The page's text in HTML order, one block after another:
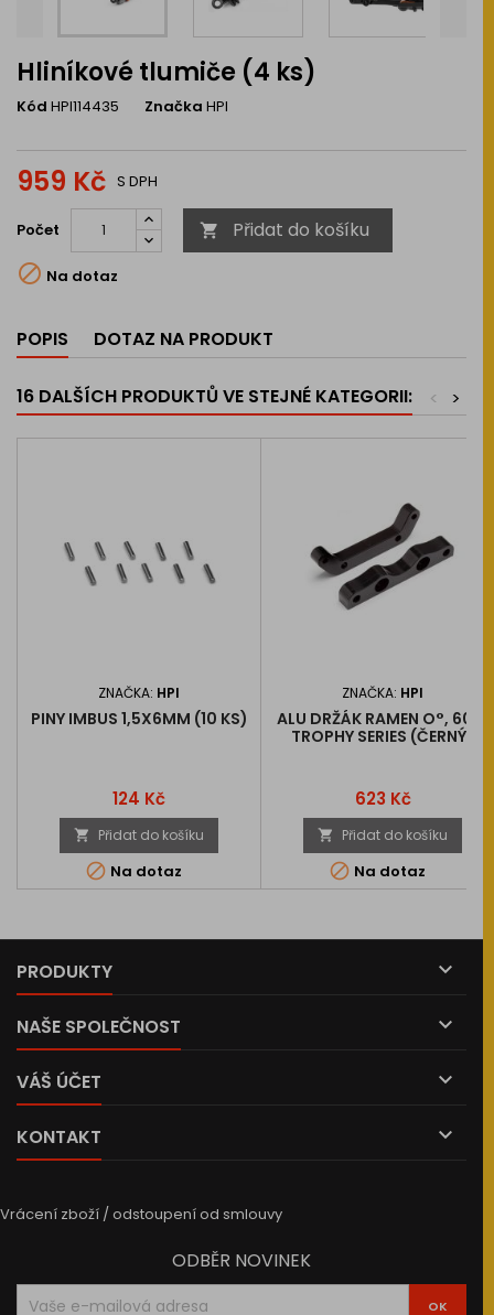
Hliníkové tlumiče (4 ks)
Kód HPI114435 Značka HPI
959 Kč S DPH
Počet  Přidat do košíku
 Na dotaz
POPIS DOTAZ NA PRODUKT
16 DALŠÍCH PRODUKTŮ VE STEJNÉ KATEGORII: >
<
ZNAČKA: HPI
PINY IMBUS 1,5X6MM (10 KS)
Cena
124 Kč
 Přidat do košíku
 Na dotaz
ZNAČKA: HPI
ALU DRŽÁK RAMEN O°, 6061
TROPHY SERIES (ČERNÝ)
Cena
623 Kč
 Přidat do košíku
 Na dotaz
PRODUKTY 
NAŠE SPOLEČNOST 
VÁŠ ÚČET 
KONTAKT 
Vrácení zboží / odstoupení od smlouvy
ODBĚR NOVINEK